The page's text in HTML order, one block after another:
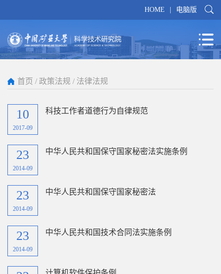
HOME 电脑版
首页 / 政策法规 / 法律法规
10
2017-09
科技工作者道德行为自律规范
23
2014-09
中华人民共和国保守国家秘密法实施条例
23
2014-09
中华人民共和国保守国家秘密法
23
2014-09
中华人民共和国技术合同法实施条例